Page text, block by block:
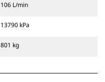
106 L/min
13790 kPa
801 kg